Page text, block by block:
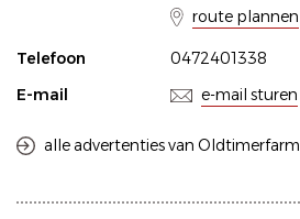
route plannen
Telefoon
0472401338
E-mail
e-mail sturen
alle advertenties van Oldtimerfarm